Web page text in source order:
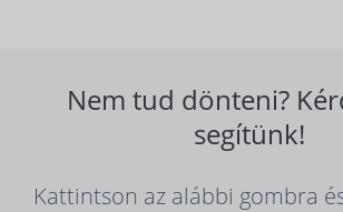
Nem tud dönteni?
segítünk!
Kattintson az alábbi gombra